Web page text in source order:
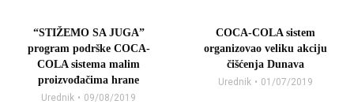
“STIŽEMO SA JUGA”
program podrške COCA-
COLA sistema malim
proizvođačima hrane
Urednik 09/08/2019
COCA-COLA sistem
organizovao veliku akciju
čišćenja Dunava
Urednik 01/07/2019